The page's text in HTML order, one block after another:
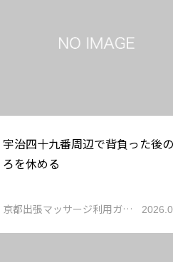
宇治四十九番周辺で背負った後
ろを休める
京都出張マッサージ利用ガ…